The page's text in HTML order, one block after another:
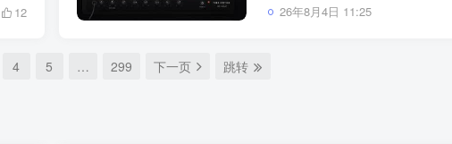
12 26年8月4日 11:25
4 5 … 299 下一页 跳转